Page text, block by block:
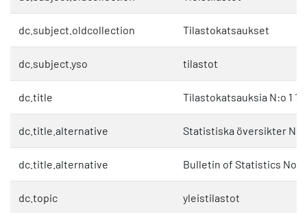
dc.subject.oldcollection Tilastokatsaukset
dc.subject.yso tilastot
dc.title Tilastokatsauksia N:o 1
dc.title.alternative Statistiska översikter Nr 1
dc.title.alternative Bulletin of Statistics No. 1
dc.topic yleistilastot